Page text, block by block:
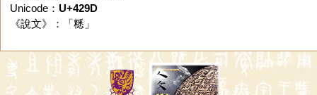
Unicode： U+429D
《說文》：「 䊝 」